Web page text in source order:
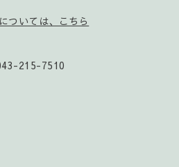
ついては、こちら
215-7510